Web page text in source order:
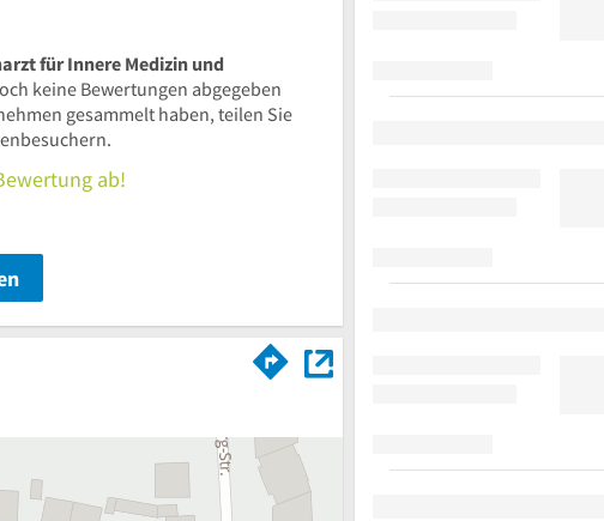
für Innere Medizin und
keine Bewertungen abgegeben
gesammelt haben, teilen Sie
ab!